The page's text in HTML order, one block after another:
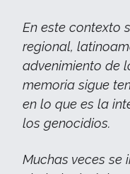
En este contexto
regional,
advenimiento de
memoria sigue
en lo que es la
los genocidios.
Muchas veces se